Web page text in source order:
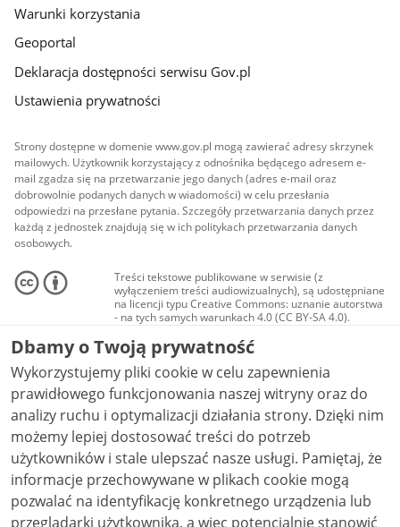
Warunki korzystania
Geoportal
Deklaracja dostępności serwisu Gov.pl
Ustawienia prywatności
Strony dostępne w domenie www.gov.pl mogą zawierać adresy skrzynek
mailowych. Użytkownik korzystający z odnośnika będącego adresem e-
mail zgadza się na przetwarzanie jego danych (adres e-mail oraz
dobrowolnie podanych danych w wiadomości) w celu przesłania
odpowiedzi na przesłane pytania. Szczegóły przetwarzania danych przez
każdą z jednostek znajdują się w ich politykach przetwarzania danych
osobowych.
Treści tekstowe publikowane w serwisie (z
wyłączeniem treści audiowizualnych), są udostępniane
na licencji typu Creative Commons: uznanie autorstwa
- na tych samych warunkach 4.0 (CC BY-SA 4.0).
Materiały audiowizualne, w tym zdjęcia, materiały
audio i wideo, są udostępniane na licencji typu
Creative Commons: uznanie autorstwa użycie
niekomercyjne - bez utworów zależnych 4.0 (CC BY-
NC-ND 4.0), o ile nie jest to stwierdzone inaczej.
Dbamy o Twoją prywatność
Wykorzystujemy pliki cookie w celu zapewnienia
prawidłowego funkcjonowania naszej witryny oraz do
analizy ruchu i optymalizacji działania strony. Dzięki nim
możemy lepiej dostosować treści do potrzeb
użytkowników i stale ulepszać nasze usługi. Pamiętaj, że
informacje przechowywane w plikach cookie mogą
pozwalać na identyfikację konkretnego urządzenia lub
przeglądarki użytkownika, a więc potencjalnie stanowić